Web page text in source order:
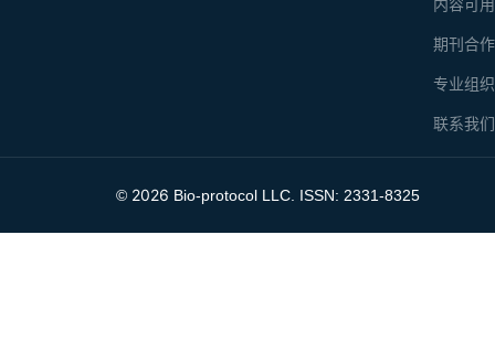
内容可
期刊合
专业组
联系我们
© 2026 Bio-protocol LLC. ISSN: 2331-8325